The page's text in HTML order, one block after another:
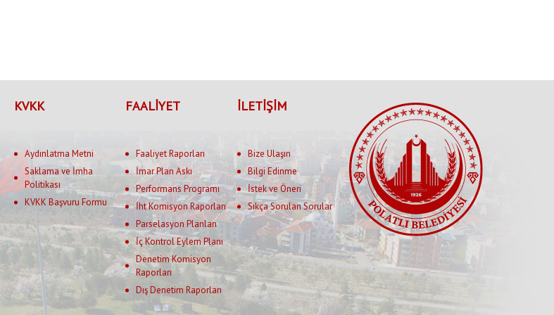
KVKK
Aydınlatma Metni
Saklama ve İmha
Politikası
KVKK Başvuru Formu
FAALİYET
Faaliyet Raporları
İmar Plan Askı
Performans Programı
İht Komisyon Raporları
Parselasyon Planları
İç Kontrol Eylem Planı
Denetim Komisyon
Raporları
Dış Denetim Raporları
İLETİŞİM
Bize Ulaşın
Bilgi Edinme
İstek ve Öneri
Sıkça Sorulan Sorular